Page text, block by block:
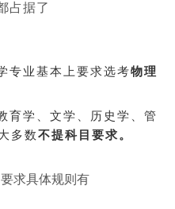
占据了
专业基本上要求选考物理
育学、文学、历史学、管
多数不提科目要求。
求具体规则有